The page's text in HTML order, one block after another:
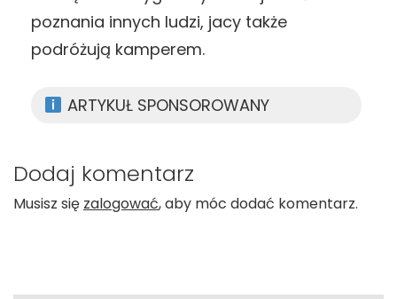
poznania innych ludzi, jacy także
podróżują kamperem.
ARTYKUŁ SPONSOROWANY
Dodaj komentarz
Musisz się zalogować, aby móc dodać komentarz.